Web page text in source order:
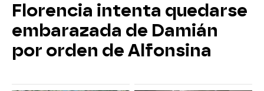
Florencia intenta quedarse
embarazada de Damián
por orden de Alfonsina